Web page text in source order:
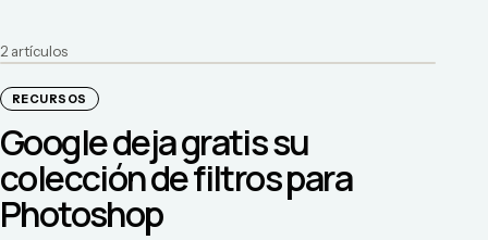
2 artículos
RECURSOS
Google deja gratis su
colección de filtros para
Photoshop